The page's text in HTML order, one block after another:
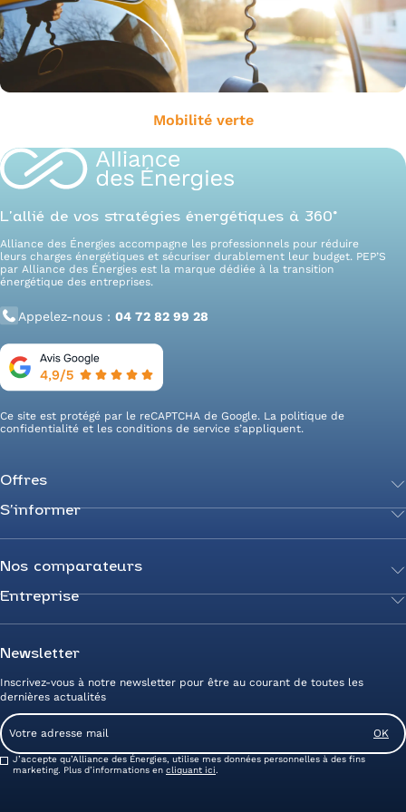
Mobilité verte
L’allié de vos stratégies énergétiques à 360°
Alliance des Énergies accompagne les professionnels pour réduire
leurs charges énergétiques et sécuriser durablement leur budget. PEP’S
par Alliance des Énergies est la marque dédiée à la transition
énergétique des entreprises.
Appelez-nous : 04 72 82 99 28
Ce site est protégé par le reCAPTCHA de Google. La politique de
confidentialité et les conditions de service s’appliquent.
Offres
Achetez votre énergie
Transition énergétique
Secteurs d’expertise
Optimisez vos taxes et compteurs
Mix énergie
Efficacité énergétique
Photovoltaïque
Energy Management
Entreprise zéro carbone
S’informer
Actualités
Guides de l’énergie
Livres blancs
Nos comparateurs
Comparateur Électricité
Comparateur Gaz
Prix du Gaz
Entreprise
Nous rejoindre
Devenez Partenaire
Avis clients Alliance des Energies
Contactez-nous
Service client
Newsletter
Inscrivez-vous à notre newsletter pour être au courant de toutes les
dernières actualités
Consent
J’accepte qu’Alliance des Énergies, utilise mes données personnelles à des fins
marketing. Plus d’informations en cliquant ici
Email